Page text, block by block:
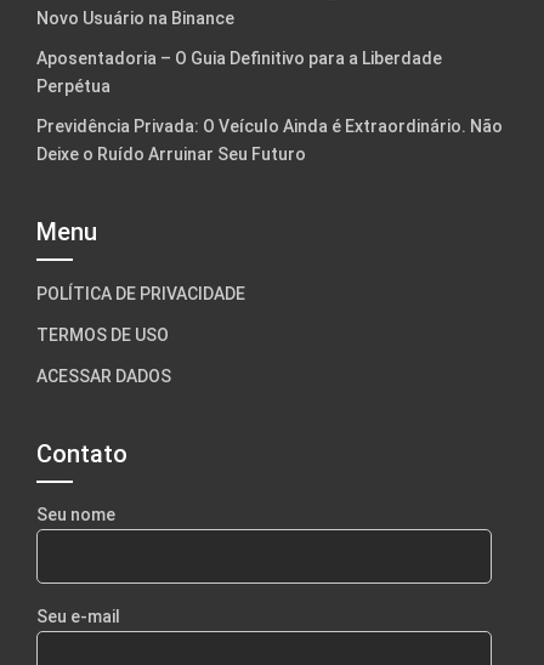
Novo Usuário na Binance
Aposentadoria – O Guia Definitivo para a Liberdade
Perpétua
Previdência Privada: O Veículo Ainda é Extraordinário. Não
Deixe o Ruído Arruinar Seu Futuro
Menu
POLÍTICA DE PRIVACIDADE
TERMOS DE USO
ACESSAR DADOS
Contato
Seu nome
Seu e-mail